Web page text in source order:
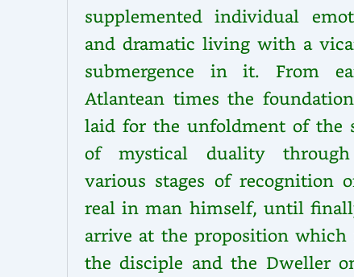
supplemented individual
and dramatic living with a
submergence in it. From
Atlantean times the
laid for the unfoldment of the
of mystical duality
various stages of recognition
real in man himself, until
arrive at the proposition which
the disciple and the Dweller